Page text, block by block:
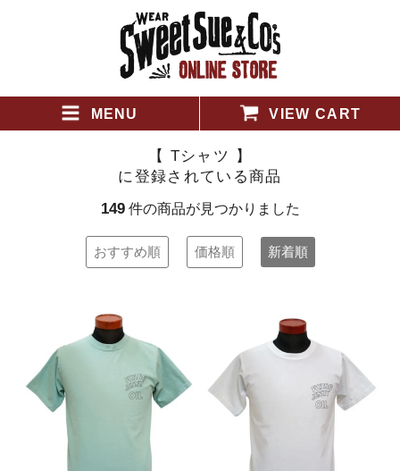
MENU VIEW CART
【 Tシャツ 】
に登録されている商品
149件の商品が見つかりました
おすすめ順 価格順 新着順